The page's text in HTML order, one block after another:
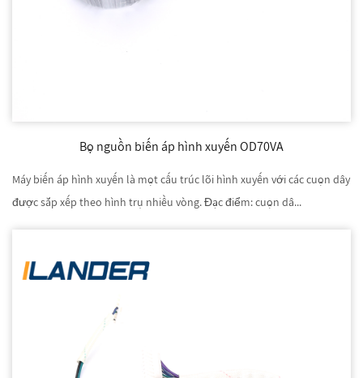
Bộ nguồn biến áp hình xuyến OD70VA
Máy biến áp hình xuyến là một cấu trúc lõi hình xuyến với các cuộn dây
được sắp xếp theo hình trụ nhiều vòng. Đặc điểm: cuộn dâ...